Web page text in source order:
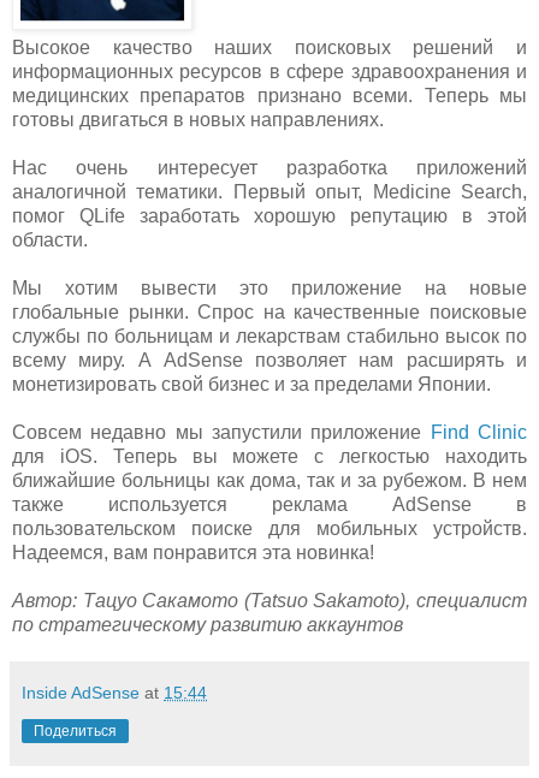
Высокое качество наших поисковых решений и
информационных ресурсов в сфере здравоохранения и
медицинских препаратов признано всеми. Теперь мы
готовы двигаться в новых направлениях.
Нас очень интересует разработка приложений
аналогичной тематики. Первый опыт, Medicine Search,
помог QLife заработать хорошую репутацию в этой
области.
Мы хотим вывести это приложение на новые
глобальные рынки. Спрос на качественные поисковые
службы по больницам и лекарствам стабильно высок по
всему миру. А AdSense позволяет нам расширять и
монетизировать свой бизнес и за пределами Японии.
Совсем недавно мы запустили приложение Find Clinic
для iOS. Теперь вы можете с легкостью находить
ближайшие больницы как дома, так и за рубежом. В нем
также используется реклама AdSense в
пользовательском поиске для мобильных устройств.
Надеемся, вам понравится эта новинка!
Автор: Тацуо Сакамото (Tatsuo Sakamoto), специалист
по стратегическому развитию аккаунтов
Inside AdSense at 15:44
Поделиться